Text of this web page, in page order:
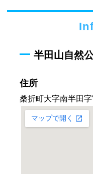
半田山自然
住所